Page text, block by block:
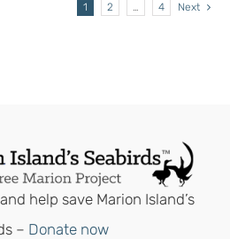
1 2 … 4 Next
help save Marion Island’s
– Donate now